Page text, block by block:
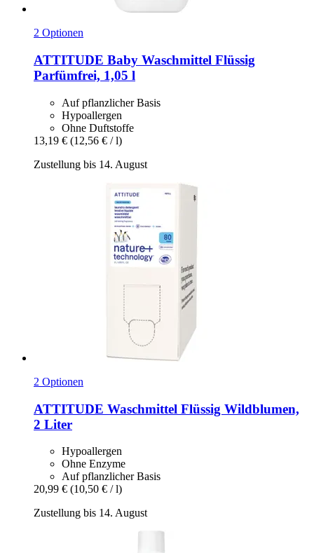
2 Optionen
ATTITUDE Baby Waschmittel Flüssig
Parfümfrei, 1,05 l
Auf pflanzlicher Basis
Hypoallergen
Ohne Duftstoffe
13,19 € (12,56 € / l)
Zustellung bis 14. August
2 Optionen
ATTITUDE Waschmittel Flüssig Wildblumen,
2 Liter
Hypoallergen
Ohne Enzyme
Auf pflanzlicher Basis
20,99 € (10,50 € / l)
Zustellung bis 14. August